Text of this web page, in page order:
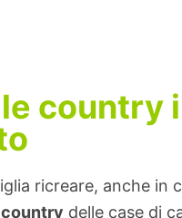
country
ricreare, anche in
delle case di